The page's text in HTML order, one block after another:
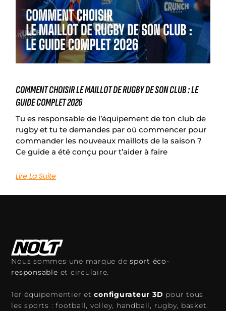
COMMENT CHOISIR LE MAILLOT DE RUGBY DE SON CLUB : LE
GUIDE COMPLET 2026
Tu es responsable de l’équipement de ton club de
rugby et tu te demandes par où commencer pour
commander les nouveaux maillots de la saison ?
Ce guide a été conçu pour t’aider à faire
Lire La Suite
Nous sommes une marque desport éco-
responsable et circulaire.
1er équipementier etconfigurateur 3D pour tous
les sports : football, volley, handball, rugby, basket.